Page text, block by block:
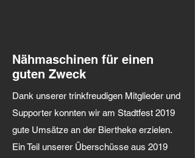
Nähmaschinen für einen
guten Zweck
Dank unserer trinkfreudigen Mitglieder und
Supporter konnten wir am Stadtfest 2019
gute Umsätze an der Biertheke erzielen.
Ein Teil unserer Überschüsse aus 2019